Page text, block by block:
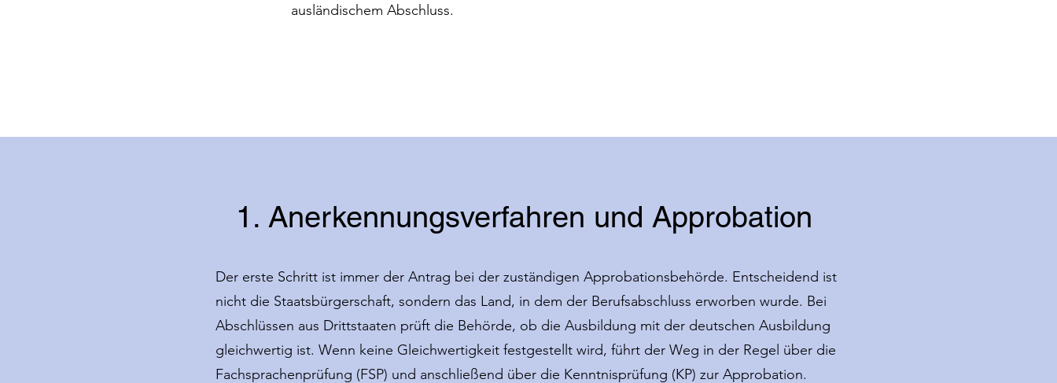
ausländischem Abschluss.
1. Anerkennungsverfahren und Approbation
Der erste Schritt ist immer der Antrag bei der zuständigen Approbationsbehörde. Entscheidend ist
nicht die Staatsbürgerschaft, sondern das Land, in dem der Berufsabschluss erworben wurde. Bei
Abschlüssen aus Drittstaaten prüft die Behörde, ob die Ausbildung mit der deutschen Ausbildung
gleichwertig ist. Wenn keine Gleichwertigkeit festgestellt wird, führt der Weg in der Regel über die
Fachsprachenprüfung (FSP) und anschließend über die Kenntnisprüfung (KP) zur Approbation.